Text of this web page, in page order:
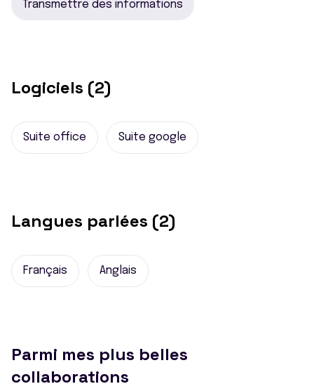
Transmettre des informations
Logiciels (2)
Suite office Suite google
Langues parlées (2)
Français Anglais
Parmi mes plus belles
collaborations